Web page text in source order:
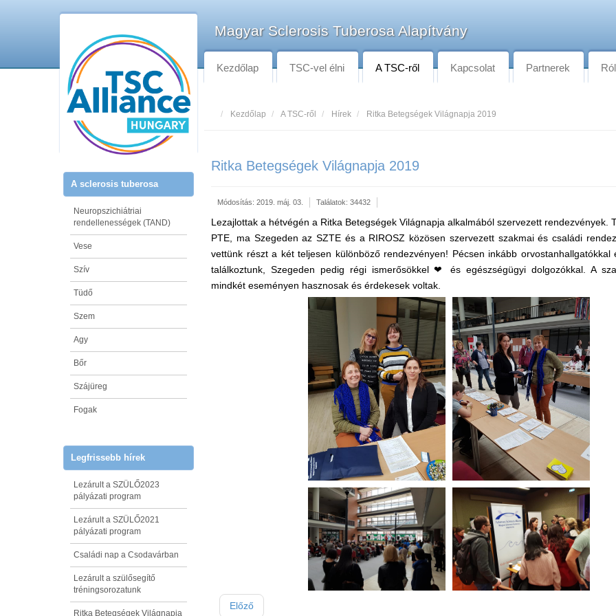
A sclerosis tuberosa
Neuropszichiátriai
rendellenességek (TAND)
Vese
Szív
Tüdő
Szem
Agy
Bőr
Szájüreg
Fogak
Legfrissebb hírek
Lezárult a SZÜLŐ2023
pályázati program
Lezárult a SZÜLŐ2021
pályázati program
Családi nap a Csodavárban
Lezárult a szülősegítő
tréningsorozatunk
Ritka Betegségek Világnapja
Magyar Sclerosis Tuberosa Alapítvány
Kezdőlap TSC-vel élni A TSC-ről Kapcsolat Partnerek
Kezdőlap A TSC-ről Hírek Ritka Betegségek Világnapja 2019
Ritka Betegségek Világnapja 2019
Módosítás: 2019. máj. 03. Találatok: 34432
Lezajlottak a hétvégén a Ritka Betegségek Világnapja alkalmából szervezett rendezvények.
PTE, ma Szegeden az SZTE és a RIROSZ közösen szervezett szakmai és családi
vettünk részt a két teljesen különböző rendezvényen! Pécsen inkább orvostanhallgatókkal
találkoztunk, Szegeden pedig régi ismerősökkel ❤ és egészségügyi dolgozókkal. A
mindkét eseményen hasznosak és érdekesek voltak.
Előző